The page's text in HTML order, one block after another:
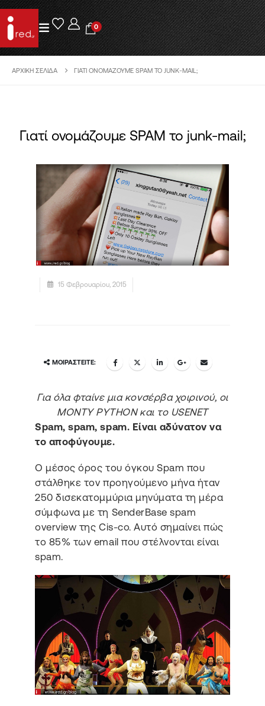
0
ΑΡΧΙΚΉ ΣΕΛΊΔΑ ΓΙΑΤΊ ΟΝΟΜΆΖΟΥΜΕ SPAM ΤΟ JUNK-MAIL;
Γιατί ονομάζουμε SPAM το junk-mail;
15 Φεβρουαρίου, 2015
ΜΟΙΡΑΣΤΕΊΤΕ:
Για όλα φταίνε μια κονσέρβα χοιρινού, οι
MONTY PYTHON και το USENET
Spam, spam, spam. Είναι αδύνατον να
το αποφύγουμε.
Ο μέσος όρος του όγκου Spam που
στάλθηκε τον προηγούμενο μήνα ήταν
250 δισεκατομμύρια μηνύματα τη μέρα
σύμφωνα με τη SenderBase spam
overview της Cis-co. Αυτό σημαίνει πώς
το 85% των email που στέλνονται είναι
spam.